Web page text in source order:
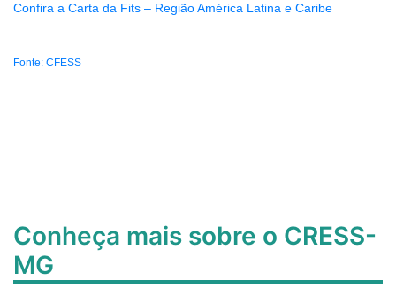
Confira a Carta da Fits – Região América Latina e Caribe
Fonte: CFESS
Conheça mais sobre o CRESS-
MG